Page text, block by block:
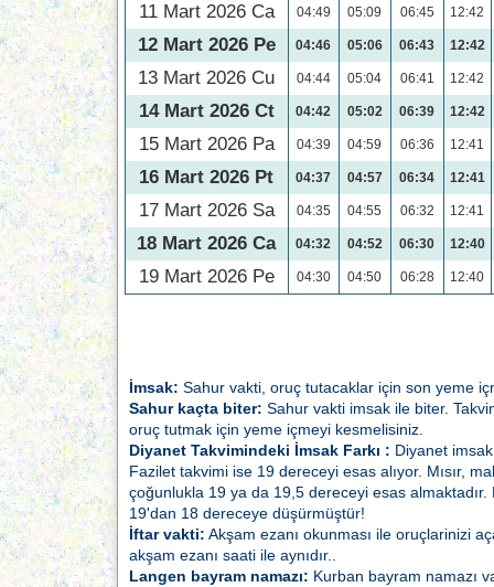
11 Mart 2026 Ca 04:49 05:09 06:45 12:42
12 Mart 2026 Pe 04:46 05:06 06:43 12:42
13 Mart 2026 Cu 04:44 05:04 06:41 12:42
14 Mart 2026 Ct 04:42 05:02 06:39 12:42
15 Mart 2026 Pa 04:39 04:59 06:36 12:41
16 Mart 2026 Pt 04:37 04:57 06:34 12:41
17 Mart 2026 Sa 04:35 04:55 06:32 12:41
18 Mart 2026 Ca 04:32 04:52 06:30 12:40
19 Mart 2026 Pe 04:30 04:50 06:28 12:40
İmsak: Sahur vakti, oruç tutacaklar için son yeme
Sahur kaçta biter: Sahur vakti imsak ile biter.
oruç tutmak için yeme içmeyi kesmelisiniz.
Diyanet Takvimindeki İmsak Farkı : Diyanet
Fazilet takvimi ise 19 dereceyi esas alıyor. Mısır,
çoğunlukla 19 ya da 19,5 dereceyi esas almaktadır.
19'dan 18 dereceye düşürmüştür!
İftar vakti: Akşam ezanı okunması ile oruçlarinizi
akşam ezanı saati ile aynıdır..
Langen bayram namazı: Kurban bayram namazı